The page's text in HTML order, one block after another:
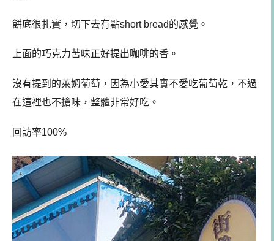
餅底很扎實，切下去有點short bread的感覺。
上面的巧克力苦味正好提出咖啡的香。
沒有提到的萊姆葡萄，因為小愛其實不愛吃葡萄乾，不過
在這裡也不搶味，整體非常好吃。
回訪率100%